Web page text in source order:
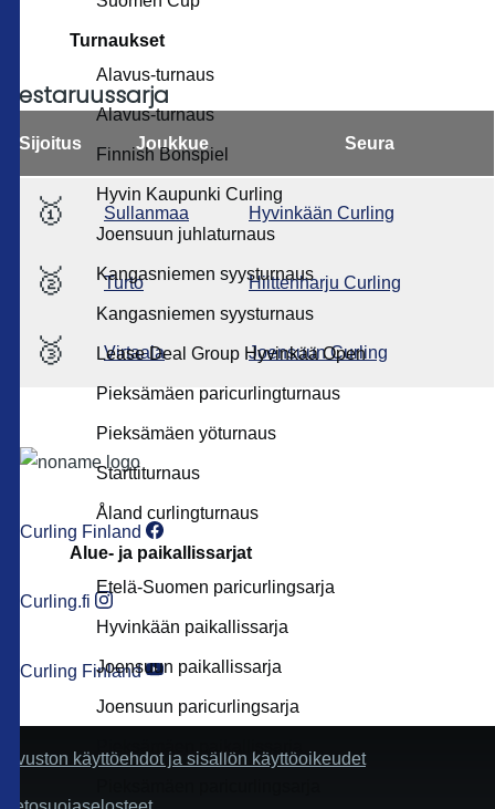
Turnaukset
Alavus-turnaus
Alavus-turnaus
Finnish Bonspiel
Hyvin Kaupunki Curling
Joensuun juhlaturnaus
Kangasniemen syysturnaus
Kangasniemen syysturnaus
Lease Deal Group Hyvinkää Open
Pieksämäen paricurlingturnaus
Pieksämäen yöturnaus
Starttiturnaus
Åland curlingturnaus
Alue- ja paikallissarjat
Etelä-Suomen paricurlingsarja
Hyvinkään paikallissarja
Joensuun paikallissarja
Joensuun paricurlingsarja
Mestaruussarja
Sijoitus Joukkue Seura
🥇 Sullanmaa Hyvinkään Curling
🥈 Turto Hiittenharju Curling
🥉 Virtaala Joensuun Curling
Curling Finland
Curling.fi
Curling Finland
Sivuston käyttöehdot ja sisällön käyttöoikeudet